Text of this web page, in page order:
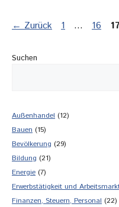
←Zurück Seite
1 … Seite
16 17
Suchen
Außenhandel (12)
Bauen (15)
Bevölkerung (29)
Bildung (21)
Energie (7)
Erwerbstätigkeit und
Finanzen, Steuern, Personal (22)